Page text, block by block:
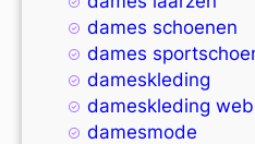
dames schoenen
dames
dameskleding
dameskleding
damesmode